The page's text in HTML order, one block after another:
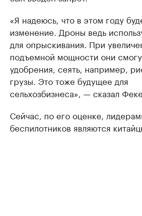
«Я надеюсь, что в этом году
изменение. Дроны ведь
для опрыскивания. При
подъемной мощности они
удобрения, сеять, например,
грузы. Это тоже будущее для
сельхозбизнеса», — сказал
Сейчас, по его оценке,
беспилотников являются